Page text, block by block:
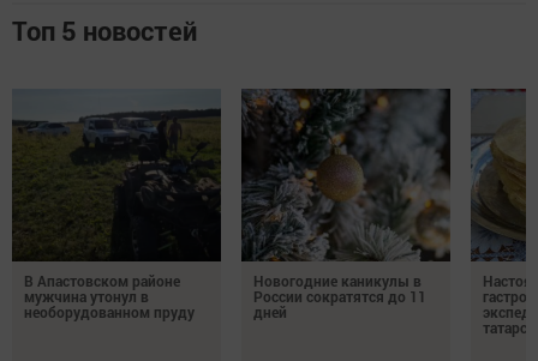
Топ 5 новостей
В Апастовском районе
мужчина утонул в
необорудованном пруду
Новогодние каникулы в
России сократятся до 11
дней